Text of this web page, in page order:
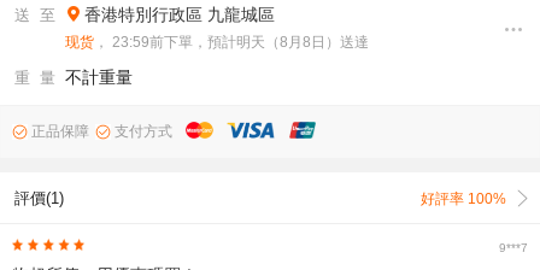
送 至 香港特別行政區 九龍城區
现货 ， 23:59前下單，預計明天（8月8日）送達
重 量 不計重量
正品保障 支付方式
評價(1) 好評率 100%
9***7